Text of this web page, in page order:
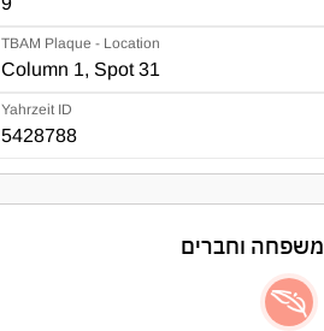
TBAM Plaque - Location
Column 1, Spot 31
Yahrzeit ID
5428788
משפחה וחברים